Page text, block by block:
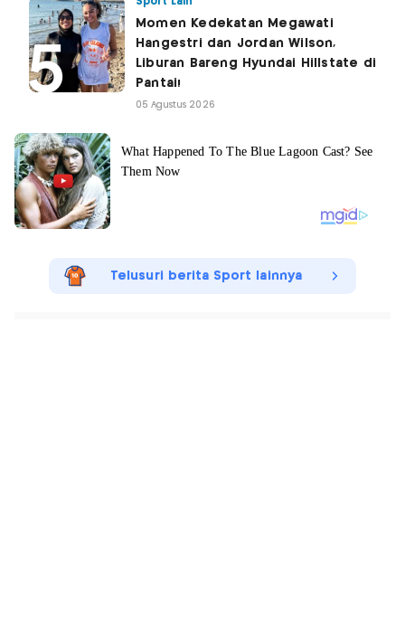
Momen Kedekatan Megawati
Hangestri dan Jordan Wilson,
Liburan Bareng Hyundai Hillstate di
Pantai!
05 Agustus 2026
Telusuri berita Sport lainnya